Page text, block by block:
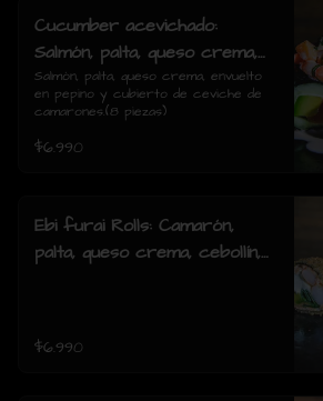
Cucumber acevichado:
Salmón, palta, queso crema,
envuelto en pepino y cubierto
de ceviche de camarones.(8
Salmón, palta, queso crema, envuelto
en pepino y cubierto de ceviche de
camarones.(8 piezas)
$6.990
Ebi furai Rolls: Camarón,
palta, queso crema, cebollín,
$6.990